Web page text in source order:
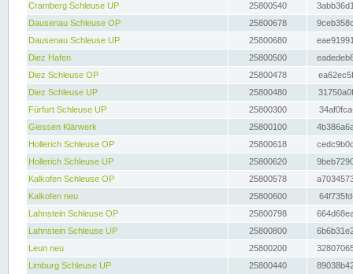
Cramberg Schleuse UP
25800540
Dausenau Schleuse OP
25800678
Dausenau Schleuse UP
25800680
Diez Hafen
25800500
Diez Schleuse OP
25800478
Diez Schleuse UP
25800480
Fürfurt Schleuse UP
25800300
Giessen Klärwerk
25800100
Hollerich Schleuse OP
25800618
Hollerich Schleuse UP
25800620
Kalkofen Schleuse OP
25800578
Kalkofen neu
25800600
Lahnstein Schleuse OP
25800798
Lahnstein Schleuse UP
25800800
Leun neu
25800200
Limburg Schleuse UP
25800440